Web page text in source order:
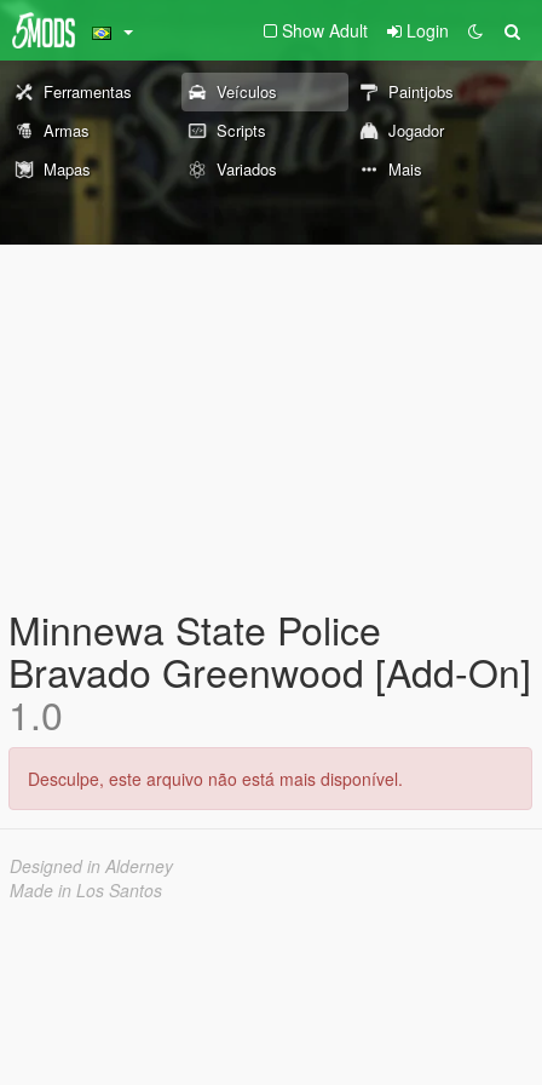
Show Adult Login
Ferramentas Veículos
Paintjobs
Armas
Scripts
Jogador
Mapas
Variados Mais
Minnewa State Police
Bravado Greenwood [Add-On]
1.0
Desculpe, este arquivo não está mais disponível.
Designed in Alderney
Made in Los Santos